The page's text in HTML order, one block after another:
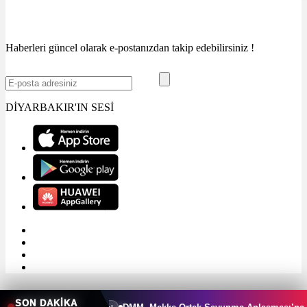
Haberleri güncel olarak e-postanızdan takip edebilirsiniz !
DİYARBAKIR'IN SESİ
SON DAKİKA